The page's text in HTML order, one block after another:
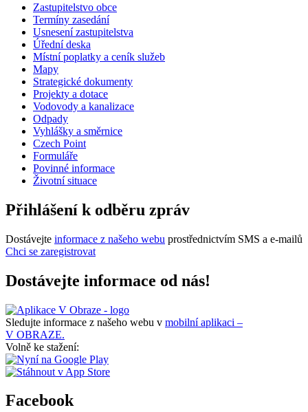
Zastupitelstvo obce
Termíny zasedání
Usnesení zastupitelstva
Úřední deska
Místní poplatky a ceník služeb
Mapy
Strategické dokumenty
Projekty a dotace
Vodovody a kanalizace
Odpady
Vyhlášky a směrnice
Czech Point
Formuláře
Povinné informace
Životní situace
Přihlášení k odběru zpráv
Dostávejte informace z našeho webu prostřednictvím SMS a e-mailů
Chci se zaregistrovat
Dostávejte informace od nás!
Sledujte informace z našeho webu v mobilní aplikaci –
V OBRAZE.
Volně ke stažení:
Facebook